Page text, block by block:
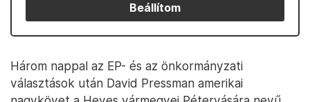
Beállítom
Három nappal az EP- és az önkormányzati
választások után David Pressman amerikai